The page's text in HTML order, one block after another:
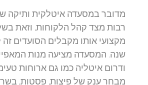
מדובר במסעדה איטלקית ותיקה
רבות מצד קהל הלקוחות, וזאת בשל
שנה. המסעדה מציעה מנות
ודרום איטליה כמו גם ארוחות
מבחר ענק של פיצות, פסטות, בשרים